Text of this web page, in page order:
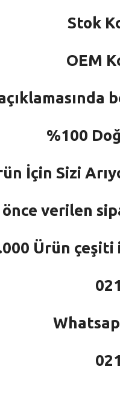
Stok
OEM
%100
İçin Sizi
önce verilen
Ürün